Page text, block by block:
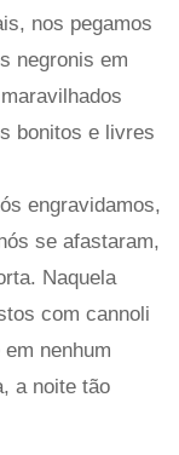
nos pegamos
negronis em
bonitos e livres
engravidamos,
se afastaram,
Naquela
com cannoli
nenhum
a noite tão